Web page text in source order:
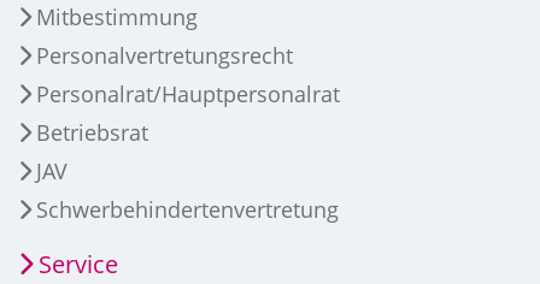
Mitbestimmung
Personalvertretungsrecht
Personalrat/Hauptpersonalrat
Betriebsrat
JAV
Schwerbehindertenvertretung
Service